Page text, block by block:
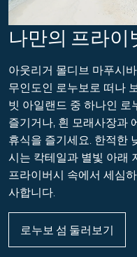
나만의 프라이
아웃리거 몰디브 마푸시
무인도인 로누보로 떠나
빗 아일랜드 중 하나인 로
즐기거나, 흰 모래사장과
휴식을 즐기세요. 한적한
시는 칵테일과 별빛 아래
프라이버시 속에서 세심
사합니다.
로누보 섬 둘러보기